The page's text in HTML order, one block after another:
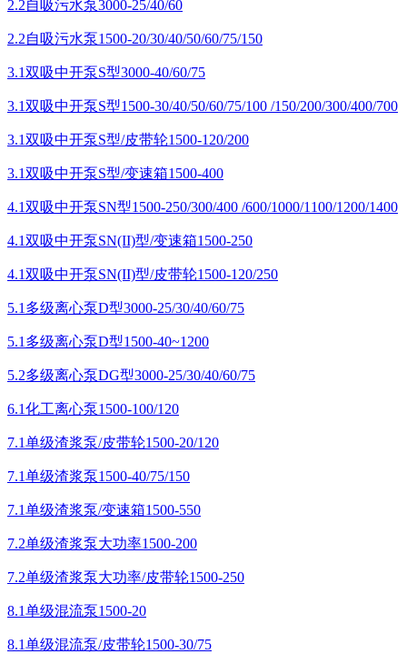
2.2自吸污水泵3000-25/40/60
2.2自吸污水泵1500-20/30/40/50/60/75/150
3.1双吸中开泵S型3000-40/60/75
3.1双吸中开泵S型1500-30/40/50/60/75/100 /150/200/300/400/700
3.1双吸中开泵S型/皮带轮1500-120/200
3.1双吸中开泵S型/变速箱1500-400
4.1双吸中开泵SN型1500-250/300/400 /600/1000/1100/1200/1400
4.1双吸中开泵SN(II)型/变速箱1500-250
4.1双吸中开泵SN(II)型/皮带轮1500-120/250
5.1多级离心泵D型3000-25/30/40/60/75
5.1多级离心泵D型1500-40~1200
5.2多级离心泵DG型3000-25/30/40/60/75
6.1化工离心泵1500-100/120
7.1单级渣浆泵/皮带轮1500-20/120
7.1单级渣浆泵1500-40/75/150
7.1单级渣浆泵/变速箱1500-550
7.2单级渣浆泵大功率1500-200
7.2单级渣浆泵大功率/皮带轮1500-250
8.1单级混流泵1500-20
8.1单级混流泵/皮带轮1500-30/75